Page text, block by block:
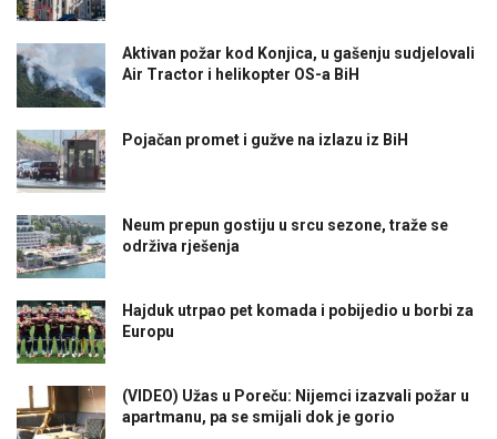
Aktivan požar kod Konjica, u gašenju sudjelovali
Air Tractor i helikopter OS-a BiH
Pojačan promet i gužve na izlazu iz BiH
Neum prepun gostiju u srcu sezone, traže se
održiva rješenja
Hajduk utrpao pet komada i pobijedio u borbi za
Europu
(VIDEO) Užas u Poreču: Nijemci izazvali požar u
apartmanu, pa se smijali dok je gorio